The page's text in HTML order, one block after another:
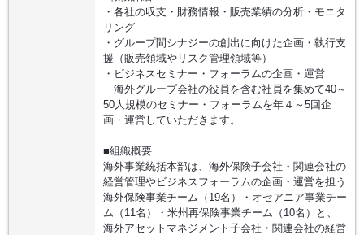
・各社の収支・財務情報・販売業績の分析・モニタ
リング
・グループ間シナジーの創出に向けた企画・執行支
援（販売領域やリスク管理領域等）
・ビジネスセミナー・フォーラムの企画・運営
海外グループ会社の役員を含む社員を集めて40～
50人規模のセミナー・フォーラムを年４～5回企
画・運営していただきます。
■組織概要
海外事業統括本部は、海外保険子会社・関連会社の
経営管理やビジネスフォーラムの企画・運営を担う
海外保険事業チーム（19名）・オセアニア事業チー
ム（11名）・米州再保険事業チーム（10名）と、
海外アセットマネジメント子会社・関連会社の経営